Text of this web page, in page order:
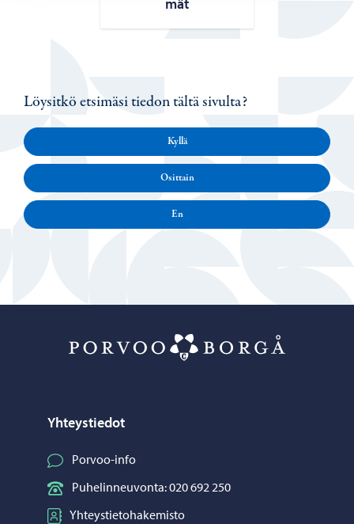
Löysitkö etsimäsi tiedon tältä sivulta?
Kyllä
Osittain
En
Yhteystiedot
Porvoo-info
Puhelinneuvonta: 020 692 250
Yhteystietohakemisto